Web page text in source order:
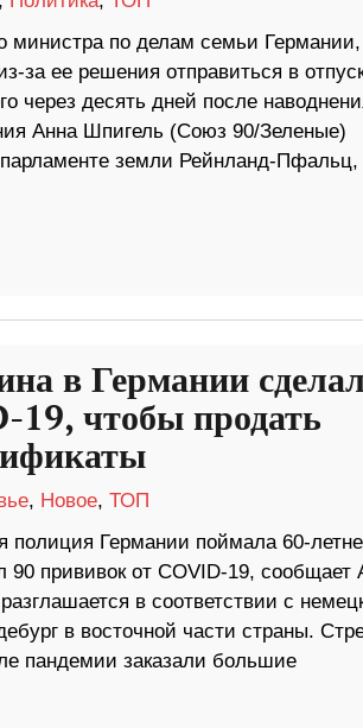
министра по делам семьи Германии,
за ее решения отправиться в
через десять дней после
Анна Шпигель (Союз 90/Зеленые)
земли Рейнланд-Пфальц,
в Германии
19, чтобы продать
, Новое, ТОП
полиция Германии поймала 60-
90 прививок от COVID-19, сообщает
в соответствии с
в восточной части страны.
пандемии заказали большие